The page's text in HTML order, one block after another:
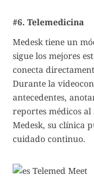
#6. Telemedicina
Medesk tiene un
sigue los mejores
conecta
Durante la
antecedentes,
reportes médicos
Medesk, su clínica
cuidado continuo.